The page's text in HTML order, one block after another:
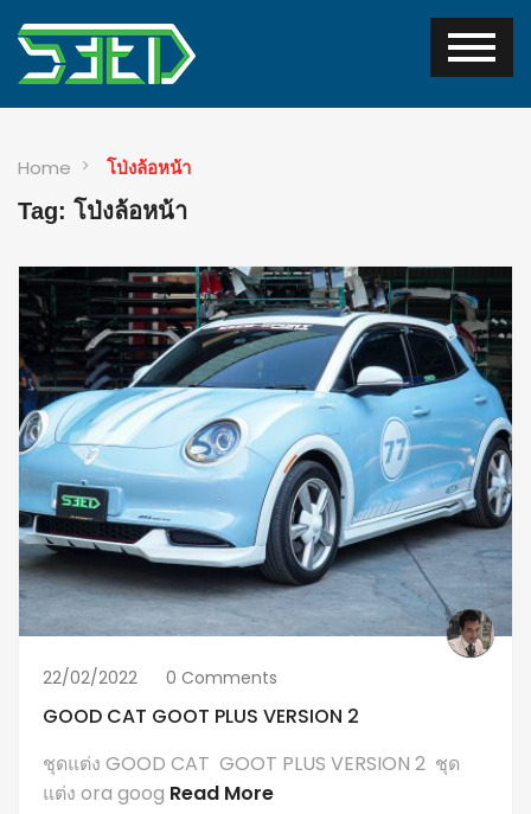
Home โป่งล้อหน้า
Tag: โป่งล้อหน้า
22/02/2022 0 Comments
GOOD CAT GOOT PLUS VERSION 2
ชุดแต่ง GOOD CAT GOOT PLUS VERSION 2 ชุด
แต่ง ora goog Read More